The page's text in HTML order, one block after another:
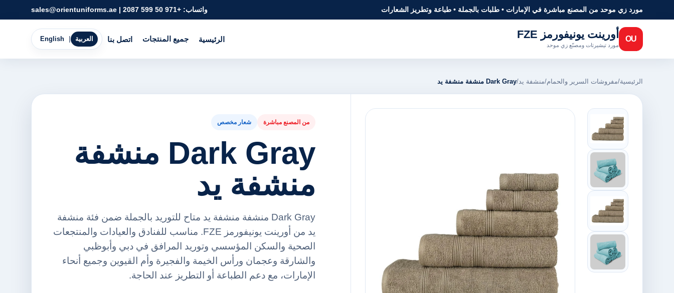
مورد زي موحد من المصنع مباشرة في الإمارات • طلبات بالجملة • طباعة وتطريز الشعارات واتساب: +971 50 599 2087
|
sales@orientuniforms.ae
OU أورينت يونيفورمز FZE
مورد تيشيرتات ومصنّع زي موحد
الرئيسية جميع المنتجات اتصل بنا English العربية
الرئيسية/مفروشات السرير والحمام/منشفة يد/Dark Gray منشفة منشفة يد
من المصنع مباشرة شعار مخصص
Dark Gray منشفة
منشفة يد
Dark Gray منشفة منشفة يد متاح للتوريد بالجملة ضمن فئة منشفة
يد من أورينت يونيفورمز FZE. مناسب للفنادق والعيادات والمنتجعات
الصحية والسكن المؤسسي وتوريد المرافق في دبي وأبوظبي
والشارقة وعجمان ورأس الخيمة والفجيرة وأم القيوين وجميع أنحاء
الإمارات، مع دعم الطباعة أو التطريز عند الحاجة.